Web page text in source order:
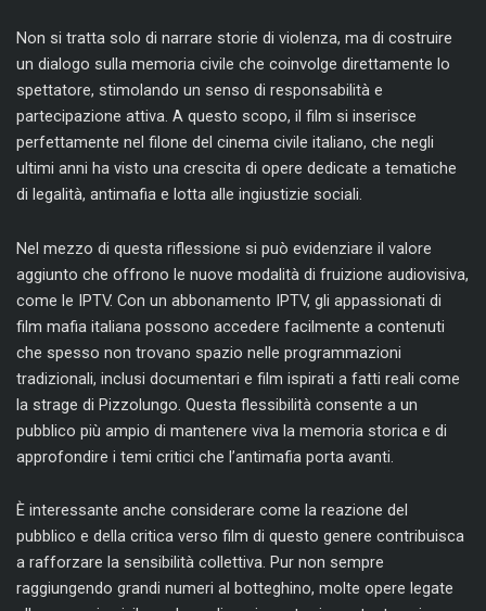
Non si tratta solo di narrare storie di violenza, ma di costruire
un dialogo sulla memoria civile che coinvolge direttamente lo
spettatore, stimolando un senso di responsabilità e
partecipazione attiva. A questo scopo, il film si inserisce
perfettamente nel filone del cinema civile italiano, che negli
ultimi anni ha visto una crescita di opere dedicate a tematiche
di legalità, antimafia e lotta alle ingiustizie sociali.
Nel mezzo di questa riflessione si può evidenziare il valore
aggiunto che offrono le nuove modalità di fruizione audiovisiva,
come le IPTV. Con un abbonamento IPTV, gli appassionati di
film mafia italiana possono accedere facilmente a contenuti
che spesso non trovano spazio nelle programmazioni
tradizionali, inclusi documentari e film ispirati a fatti reali come
la strage di Pizzolungo. Questa flessibilità consente a un
pubblico più ampio di mantenere viva la memoria storica e di
approfondire i temi critici che l’antimafia porta avanti.
È interessante anche considerare come la reazione del
pubblico e della critica verso film di questo genere contribuisca
a rafforzare la sensibilità collettiva. Pur non sempre
raggiungendo grandi numeri al botteghino, molte opere legate